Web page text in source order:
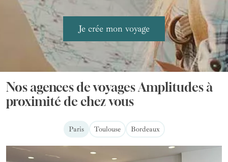
Nos agences de voyages Amplitudes à
proximité de chez vous
Paris Toulouse Bordeaux